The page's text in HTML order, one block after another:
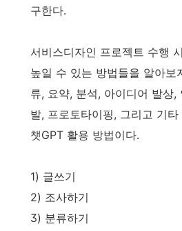
구한다.
서비스디자인 프로젝트 수행
높일 수 있는 방법들을 알아보
류, 요약, 분석, 아이디어 발상,
발, 프로토타이핑, 그리고 기
챗GPT 활용 방법이다.
1) 글쓰기
2) 조사하기
3) 분류하기